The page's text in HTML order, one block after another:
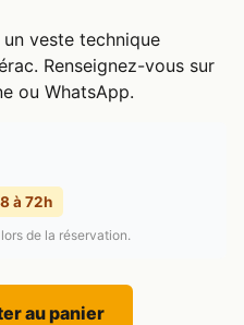
veste technique
Renseignez-vous sur
ou WhatsApp.
à 72h
de la réservation.
au panier